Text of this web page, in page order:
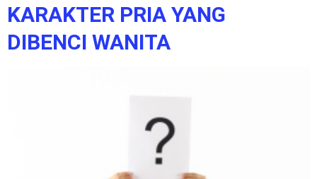
KARAKTER PRIA YANG
DIBENCI WANITA